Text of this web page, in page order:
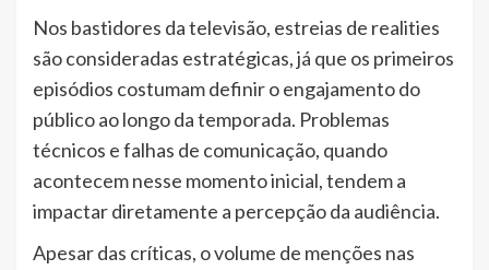
Nos bastidores da televisão, estreias de realities
são consideradas estratégicas, já que os primeiros
episódios costumam definir o engajamento do
público ao longo da temporada. Problemas
técnicos e falhas de comunicação, quando
acontecem nesse momento inicial, tendem a
impactar diretamente a percepção da audiência.
Apesar das críticas, o volume de menções nas